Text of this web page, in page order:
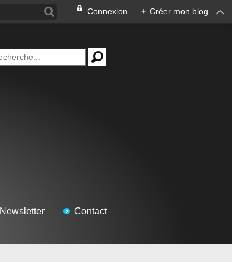
Connexion + Créer mon blog
Newsletter Contact